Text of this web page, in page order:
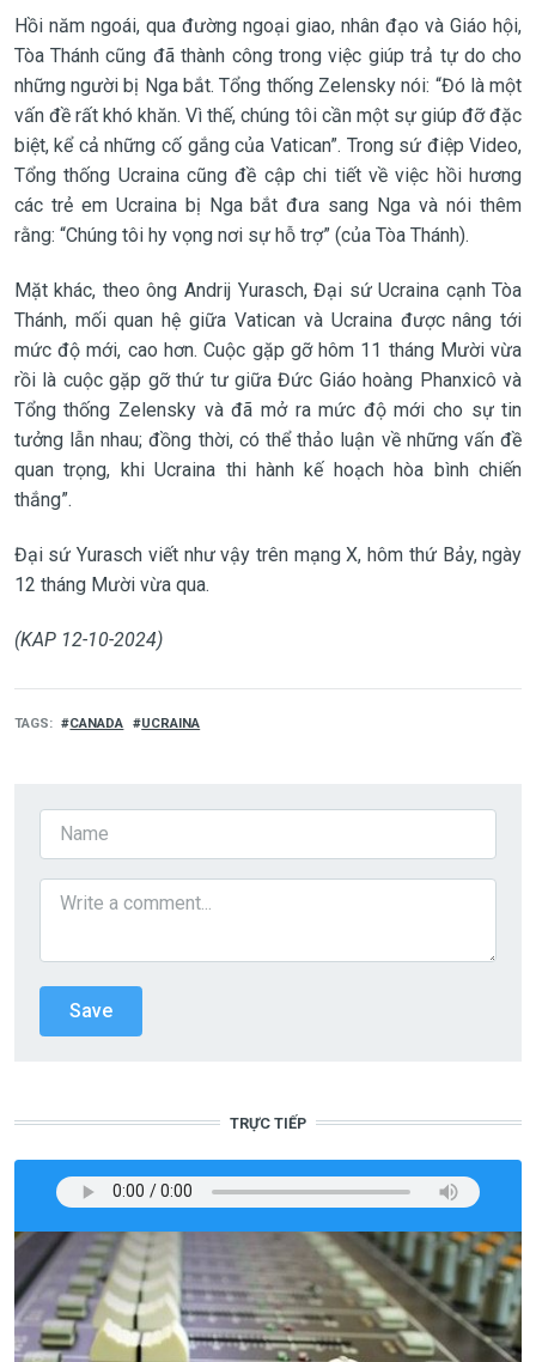
Hồi năm ngoái, qua đường ngoại giao, nhân đạo và Giáo hội,
Tòa Thánh cũng đã thành công trong việc giúp trả tự do cho
những người bị Nga bắt. Tổng thống Zelensky nói: “Đó là một
vấn đề rất khó khăn. Vì thế, chúng tôi cần một sự giúp đỡ đặc
biệt, kể cả những cố gắng của Vatican”. Trong sứ điệp Video,
Tổng thống Ucraina cũng đề cập chi tiết về việc hồi hương
các trẻ em Ucraina bị Nga bắt đưa sang Nga và nói thêm
rằng: “Chúng tôi hy vọng nơi sự hỗ trợ” (của Tòa Thánh).
Mặt khác, theo ông Andrij Yurasch, Đại sứ Ucraina cạnh Tòa
Thánh, mối quan hệ giữa Vatican và Ucraina được nâng tới
mức độ mới, cao hơn. Cuộc gặp gỡ hôm 11 tháng Mười vừa
rồi là cuộc gặp gỡ thứ tư giữa Đức Giáo hoàng Phanxicô và
Tổng thống Zelensky và đã mở ra mức độ mới cho sự tin
tưởng lẫn nhau; đồng thời, có thể thảo luận về những vấn đề
quan trọng, khi Ucraina thi hành kế hoạch hòa bình chiến
thắng”.
Đại sứ Yurasch viết như vậy trên mạng X, hôm thứ Bảy, ngày
12 tháng Mười vừa qua.
(KAP 12-10-2024)
TAGS CANADA UCRAINA
TRỰC TIẾP